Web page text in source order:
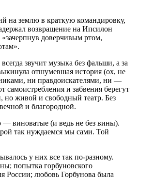
на землю в краткую командировку,
возвращение на Ипсилон
доверчивым ртом,
звучит музыка без фальши, а за
отшумевшая история (ох, не
ни правдоискателями, ни —
и забвения берегут
живой и свободный театр. Без
и благородной.
— виноватые (и ведь не без вины).
так нуждаемся мы сами. Той
у них все так по-разному.
попытка горбуновского
России; любовь Горбунова была